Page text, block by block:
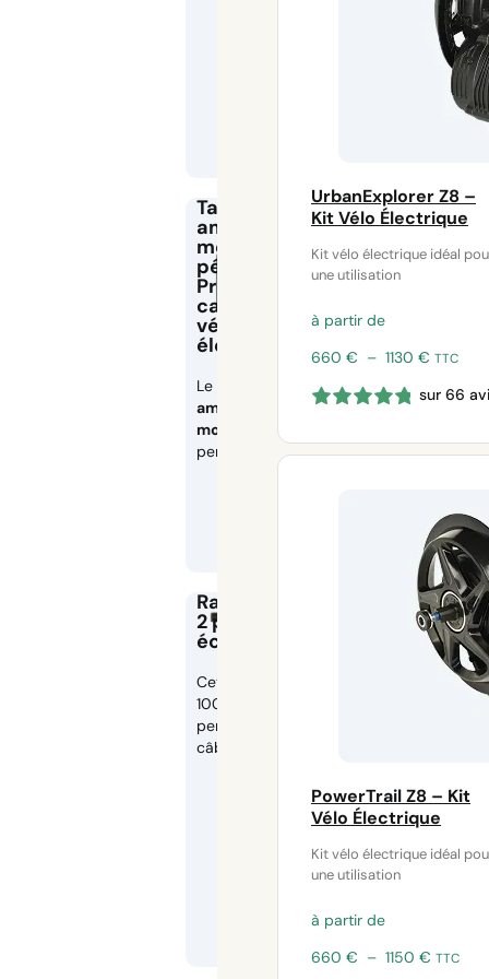
UrbanExplorer Z8 –
Kit Vélo Électrique
Kit vélo électrique idéal
une utilisation
à partir de
660 € – 1130 € Plage
prix :
à
TTC
sur 66
PowerTrail Z8 – Kit
Vélo Électrique
Kit vélo électrique idéal
une utilisation
à partir de
660 € – 1150 € Plage
TTC
Tampon
amortisseur
moteur
pédalier –
Protection
cadre pour kit
vélo
électrique
Le
amortisseur
moteur pédalier
permet
Rallonge cable
2 pin 100cm
éclairage
Cette rallonge de
100 cm vous
permet d’allonger le
câble